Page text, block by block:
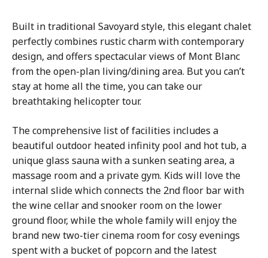
Built in traditional Savoyard style, this elegant chalet
perfectly combines rustic charm with contemporary
design, and offers spectacular views of Mont Blanc
from the open-plan living/dining area. But you can’t
stay at home all the time, you can take our
breathtaking helicopter tour.
The comprehensive list of facilities includes a
beautiful outdoor heated infinity pool and hot tub, a
unique glass sauna with a sunken seating area, a
massage room and a private gym. Kids will love the
internal slide which connects the 2nd floor bar with
the wine cellar and snooker room on the lower
ground floor, while the whole family will enjoy the
brand new two-tier cinema room for cosy evenings
spent with a bucket of popcorn and the latest